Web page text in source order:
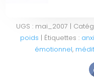
UGS : mai_2007
poids
Étiquettes :
émotionnel,